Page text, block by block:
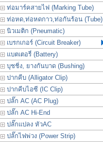
ท่อมาร์คสายไฟ (Marking Tube)
ท่อหด,ท่อหดกาว,ท่อกันร้อน (Tube)
นิวเมติก (Pneumatic)
เบรกเกอร์ (Circuit Breaker)
แบตเตอรี่ (Battery)
บุชชิ่ง, ยางกันบาด (Bushing)
ปากคีบ (Alligator Clip)
ปากคีบไอซี (IC Clip)
ปลั๊ก AC (AC Plug)
ปลั๊ก AC Hi-End
ปลั๊กแปลง หัวAC
ปลั๊กไฟพ่วง (Power Strip)